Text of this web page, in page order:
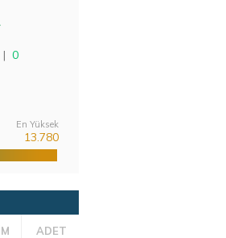
| 0
En Yüksek
13.780
ADET